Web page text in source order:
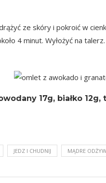
ze skóry i pokroić w
4 minut. Wyłożyć na
17g, białko 12g,
JEDZ I CHUDNIJ MĄDRE